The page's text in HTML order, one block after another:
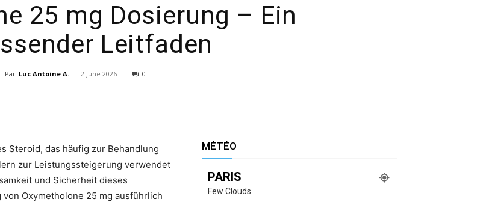
–
25 mg Dosierung – Ein
Leitfaden
Par Luc Antoine A. - 2 June 2026 0
Steroid, das häufig zur Behandlung
zur Leistungssteigerung verwendet
und Sicherheit dieses
Oxymetholone 25 mg ausführlich
MÉTÉO
PARIS
Few Clouds